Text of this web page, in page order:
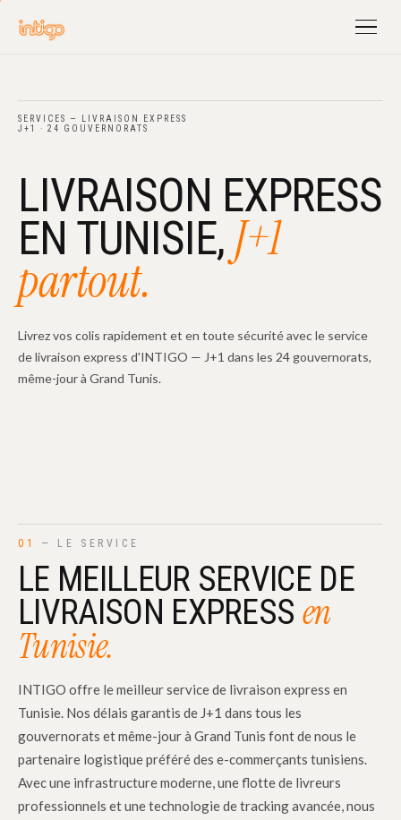
SERVICES — LIVRAISON EXPRESS
J+1 · 24 GOUVERNORATS
LIVRAISON EXPRESS
EN TUNISIE, J+1
partout.
Livrez vos colis rapidement et en toute sécurité avec le service
de livraison express d'INTIGO — J+1 dans les 24 gouvernorats,
même-jour à Grand Tunis.
01 — LE SERVICE
LE MEILLEUR SERVICE DE
LIVRAISON EXPRESS en
Tunisie.
INTIGO offre le meilleur service de livraison express en
Tunisie. Nos délais garantis de J+1 dans tous les
gouvernorats et même-jour à Grand Tunis font de nous le
partenaire logistique préféré des e-commerçants tunisiens.
Avec une infrastructure moderne, une flotte de livreurs
professionnels et une technologie de tracking avancée, nous